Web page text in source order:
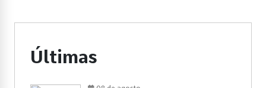
Últimas